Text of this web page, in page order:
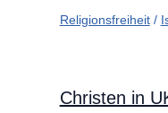
Religionsfreiheit/
Christen in